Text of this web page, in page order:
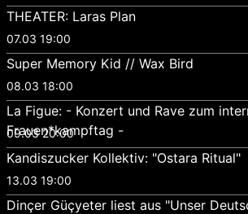
THEATER: Laras Plan
07.03 19:00
Super Memory Kid // Wax Bird
08.03 18:00
La Figue: - Konzert und Rave zum
Frauen*kampftag -
09.03 20:00
Kandiszucker Kollektiv: "Ostara Ritual"
13.03 19:00
Dinçer Güçyeter liest aus "Unser